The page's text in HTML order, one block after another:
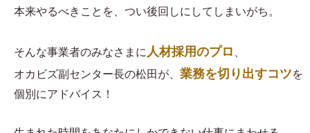
本来やるべきことを、つい後回しにしてしまいがち。
そんな事業者のみなさまに 人材採用のプロ
オカビズ副センター長の松田が、 業務を切り出すコツを
個別にアドバイス！